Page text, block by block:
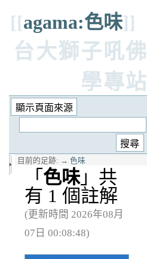
[[agama:色味]]
台大獅子吼佛
學專站
目前的足跡: → 色味
「 色味」共
有 1 個註解
(更新時間 2026年08月
07日 00:08:48)